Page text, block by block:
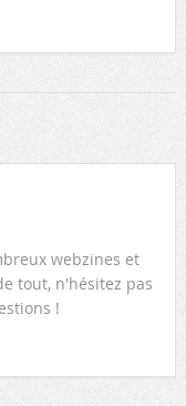
webzines et
tout, n'hésitez pas
!